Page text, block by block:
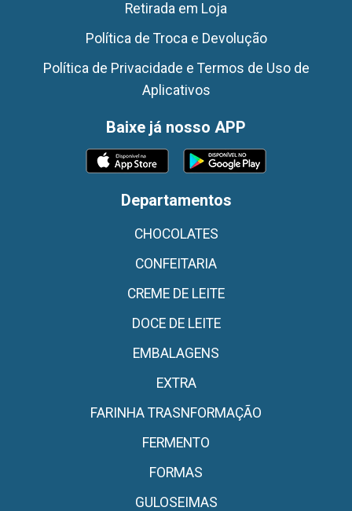
Retirada em Loja
Política de Troca e Devolução
Política de Privacidade e Termos de Uso de
Aplicativos
Baixe já nosso APP
Departamentos
CHOCOLATES
CONFEITARIA
CREME DE LEITE
DOCE DE LEITE
EMBALAGENS
EXTRA
FARINHA TRASNFORMAÇÃO
FERMENTO
FORMAS
GULOSEIMAS